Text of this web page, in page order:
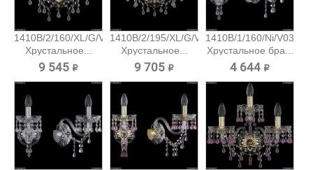
1410B/2/160/XL/G/V0300
Хрустальное...
9 545 ₽
1410B/2/195/XL/G/V0300
Хрустальное...
9 705 ₽
1410B/1/160/Ni/V0300
Хрустальное бра...
4 644 ₽